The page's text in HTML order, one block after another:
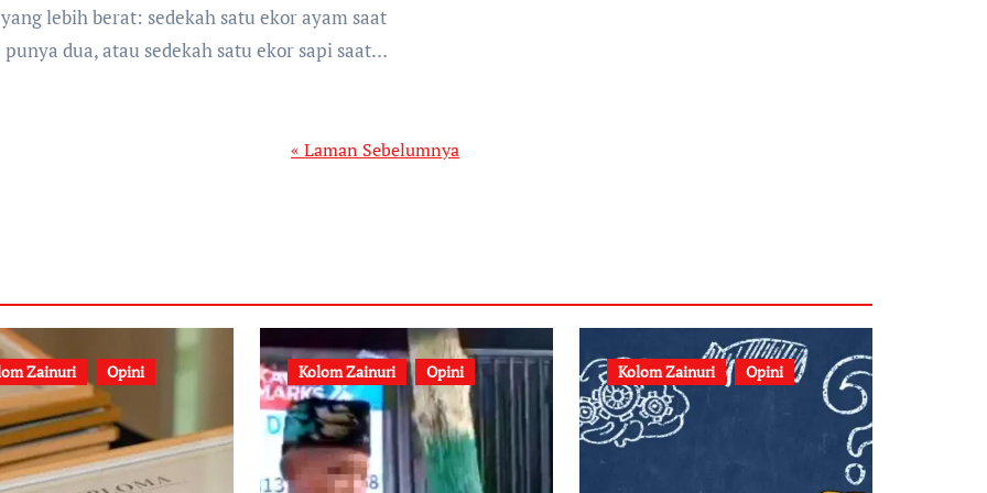
punya dua, atau sedekah satu ekor sapi saat…
« Laman Sebelumnya
Zainuri Opini Kolom Zainuri Opini Kolom Zainuri Opini